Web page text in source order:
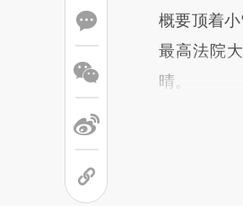
概要顶着
最高法院
晴。